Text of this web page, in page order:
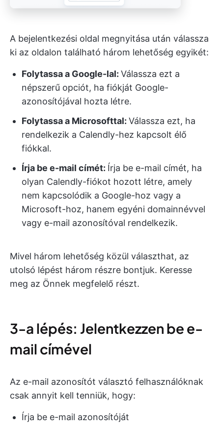
A bejelentkezési oldal megnyitása után válassza
ki az oldalon található három lehetőség egyikét:
Folytassa a Google-lal: Válassza ezt a
népszerű opciót, ha fiókját Google-
azonosítójával hozta létre.
Folytassa a Microsofttal: Válassza ezt, ha
rendelkezik a Calendly-hez kapcsolt élő
fiókkal.
Írja be e-mail címét: Írja be e-mail címét, ha
olyan Calendly-fiókot hozott létre, amely
nem kapcsolódik a Google-hoz vagy a
Microsoft-hoz, hanem egyéni domainnévvel
vagy e-mail azonosítóval rendelkezik.
Mivel három lehetőség közül választhat, az
utolsó lépést három részre bontjuk. Keresse
meg az Önnek megfelelő részt.
3-a lépés: Jelentkezzen be e-
mail címével
Az e-mail azonosítót választó felhasználóknak
csak annyit kell tenniük, hogy:
Írja be e-mail azonosítóját